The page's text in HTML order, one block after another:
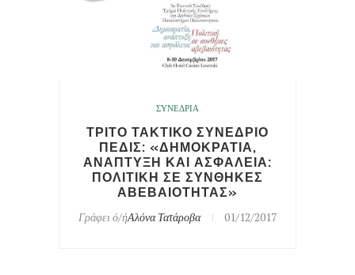
ΣΥΝΕΔΡΙΑ
ΤΡΙΤΟ ΤΑΚΤΙΚΟ ΣΥΝΕΔΡΙΟ
ΠΕΔΙΣ: «ΔΗΜΟΚΡΑΤΙΑ,
ΑΝΑΠΤΥΞΗ ΚΑΙ ΑΣΦΑΛΕΙΑ:
ΠΟΛΙΤΙΚΗ ΣΕ ΣΥΝΘΗΚΕΣ
ΑΒΕΒΑΙΟΤΗΤΑΣ»
Γράφει ό/ήΑλόνα Τατάροβα 01/12/2017